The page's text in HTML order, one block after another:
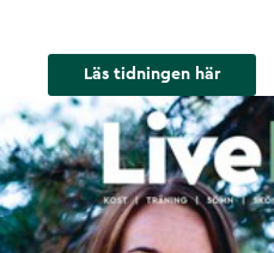
Läs tidningen här